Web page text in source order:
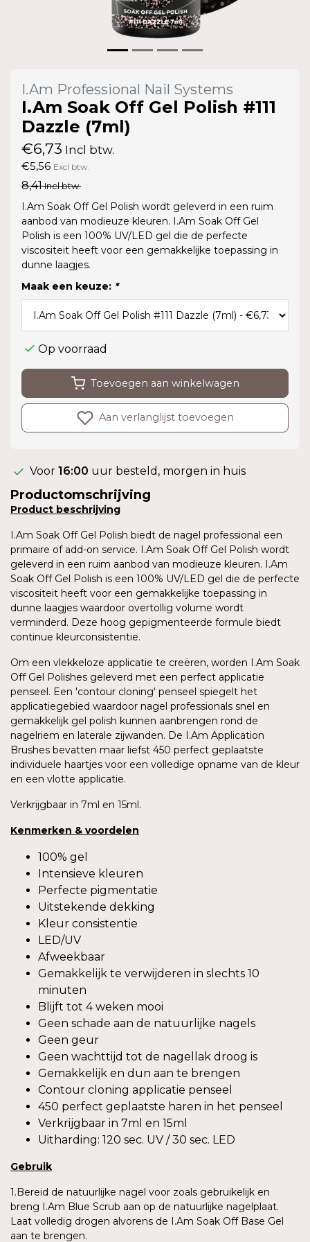
I.Am Professional Nail Systems
I.Am Soak Off Gel Polish #111
Dazzle (7ml)
€6,73 Incl btw.
€5,56 Excl btw.
8,41Incl btw.
I.Am Soak Off Gel Polish wordt geleverd in een ruim
aanbod van modieuze kleuren. I.Am Soak Off Gel
Polish is een 100% UV/LED gel die de perfecte
viscositeit heeft voor een gemakkelijke toepassing in
dunne laagjes.
Maak een keuze: *
Op voorraad
Toevoegen aan winkelwagen
Aan verlanglijst toevoegen
Voor 16:00 uur besteld, morgen in huis
Productomschrijving
Product beschrijving
I.Am Soak Off Gel Polish biedt de nagel professional een
primaire of add-on service. I.Am Soak Off Gel Polish wordt
geleverd in een ruim aanbod van modieuze kleuren. I.Am
Soak Off Gel Polish is een 100% UV/LED gel die de perfecte
viscositeit heeft voor een gemakkelijke toepassing in
dunne laagjes waardoor overtollig volume wordt
verminderd. Deze hoog gepigmenteerde formule biedt
continue kleurconsistentie.
Om een vlekkeloze applicatie te creëren, worden I.Am Soak
Off Gel Polishes geleverd met een perfect applicatie
penseel. Een 'contour cloning' penseel spiegelt het
applicatiegebied waardoor nagel professionals snel en
gemakkelijk gel polish kunnen aanbrengen rond de
nagelriem en laterale zijwanden. De I.Am Application
Brushes bevatten maar liefst 450 perfect geplaatste
individuele haartjes voor een volledige opname van de kleur
en een vlotte applicatie.
Verkrijgbaar in 7ml en 15ml.
Kenmerken & voordelen
100% gel
Intensieve kleuren
Perfecte pigmentatie
Uitstekende dekking
Kleur consistentie
LED/UV
Afweekbaar
Gemakkelijk te verwijderen in slechts 10
minuten
Blijft tot 4 weken mooi
Geen schade aan de natuurlijke nagels
Geen geur
Geen wachttijd tot de nagellak droog is
Gemakkelijk en dun aan te brengen
Contour cloning applicatie penseel
450 perfect geplaatste haren in het penseel
Verkrijgbaar in 7ml en 15ml
Uitharding: 120 sec. UV / 30 sec. LED
Gebruik
1.Bereid de natuurlijke nagel voor zoals gebruikelijk en
breng I.Am Blue Scrub aan op de natuurlijke nagelplaat.
Laat volledig drogen alvorens de I.Am Soak Off Base Gel
aan te brengen.